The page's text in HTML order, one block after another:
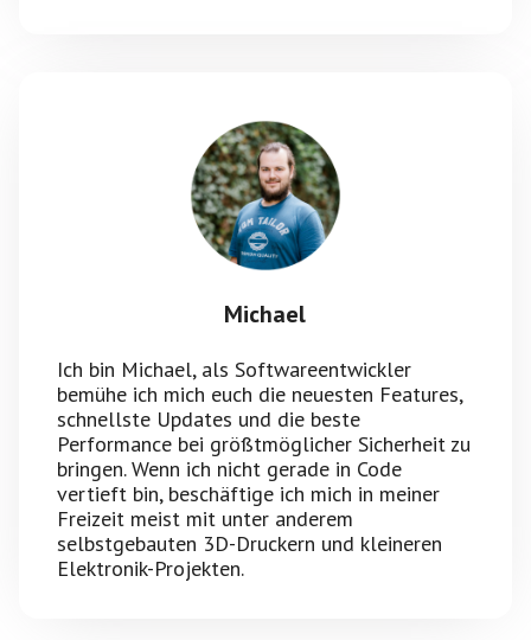
Michael
Ich bin Michael, als Softwareentwickler
bemühe ich mich euch die neuesten Features,
schnellste Updates und die beste
Performance bei größtmöglicher Sicherheit zu
bringen. Wenn ich nicht gerade in Code
vertieft bin, beschäftige ich mich in meiner
Freizeit meist mit unter anderem
selbstgebauten 3D-Druckern und kleineren
Elektronik-Projekten.